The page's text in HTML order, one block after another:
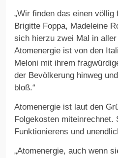
„Wir finden das einen völlig
Brigitte Foppa, Madeleine
sich hierzu zwei Mal in
Atomenergie ist von den
Meloni mit ihrem
der Bevölkerung hinweg
bloß.“
Atomenergie ist laut den
Folgekosten miteinrechnet.
Funktionierens und
„Atomenergie, auch wenn